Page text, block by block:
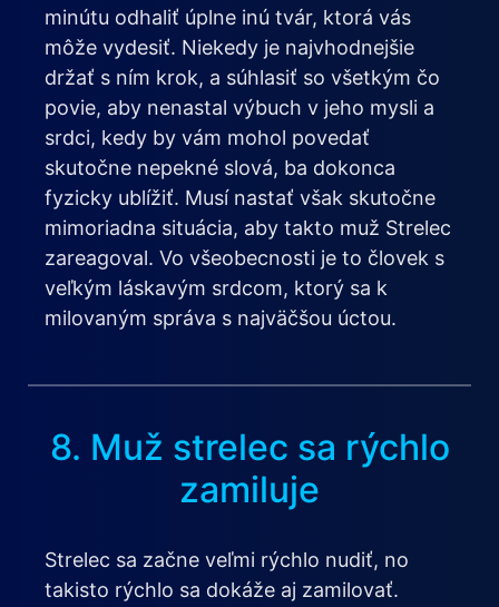
minútu odhaliť úplne inú tvár, ktorá vás
môže vydesiť. Niekedy je najvhodnejšie
držať s ním krok, a súhlasiť so všetkým čo
povie, aby nenastal výbuch v jeho mysli a
srdci, kedy by vám mohol povedať
skutočne nepekné slová, ba dokonca
fyzicky ublížiť. Musí nastať však skutočne
mimoriadna situácia, aby takto muž Strelec
zareagoval. Vo všeobecnosti je to človek s
veľkým láskavým srdcom, ktorý sa k
milovaným správa s najväčšou úctou.
8. Muž strelec sa rýchlo
zamiluje
Strelec sa začne veľmi rýchlo nudiť, no
takisto rýchlo sa dokáže aj zamilovať.